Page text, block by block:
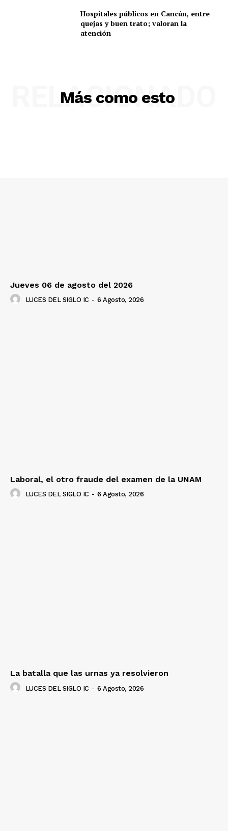
Hospitales públicos en Cancún, entre
quejas y buen trato; valoran la
atención
Más como esto
RELACIONADO
Jueves 06 de agosto del 2026
LUCES DEL SIGLO IC - 6 Agosto, 2026
Laboral, el otro fraude del examen de la UNAM
LUCES DEL SIGLO IC - 6 Agosto, 2026
La batalla que las urnas ya resolvieron
LUCES DEL SIGLO IC - 6 Agosto, 2026